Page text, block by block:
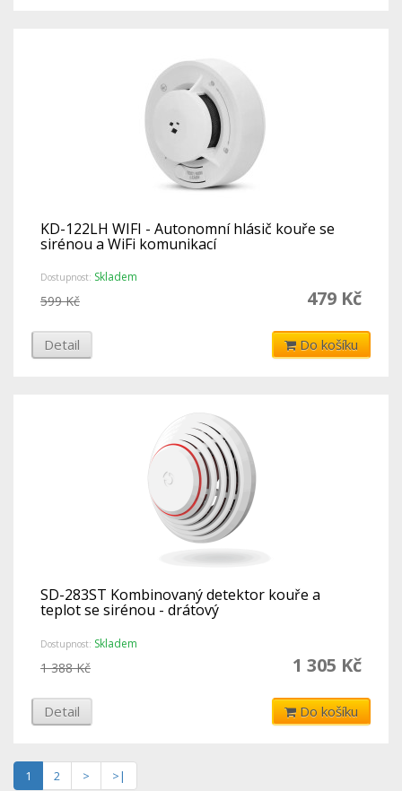
KD-122LH WIFI - Autonomní hlásič kouře se
sirénou a WiFi komunikací
Dostupnost: Skladem
479 Kč
599 Kč
Detail Do košíku
SD-283ST Kombinovaný detektor kouře a
teplot se sirénou - drátový
Dostupnost: Skladem
1 305 Kč
1 388 Kč
Detail Do košíku
1 2 > >|